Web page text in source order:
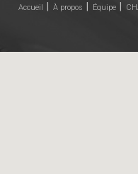
Accueil À propos Équipe